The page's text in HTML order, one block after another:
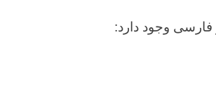
وجود دارد: